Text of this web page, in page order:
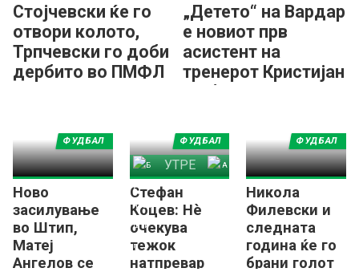
Стојчевски ќе го
отвори колото,
Трпчевски го доби
дербито во ПМФЛ
„Детето“ на Вардар
е новиот прв
асистент на
тренерот Кристијан
Фабијани
Ново
засилување
во Штип,
Матеј
Ангелов се
ФУДБАЛ
Стефан
Коцев: Нѐ
очекува
тежок
натпревар
ФУДБАЛ
Брегалница Штип
УТРЕ
Никола
Филевски и
следната
година ќе го
брани голот
ФУДБАЛ